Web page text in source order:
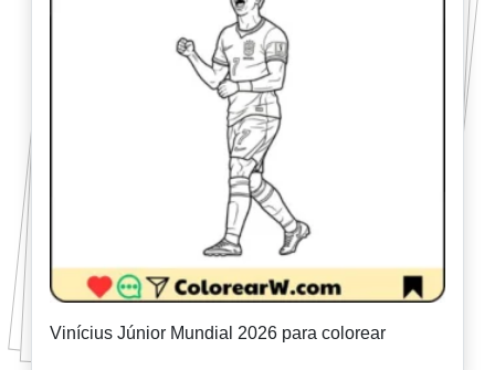
Vinícius Júnior Mundial 2026 para colorear